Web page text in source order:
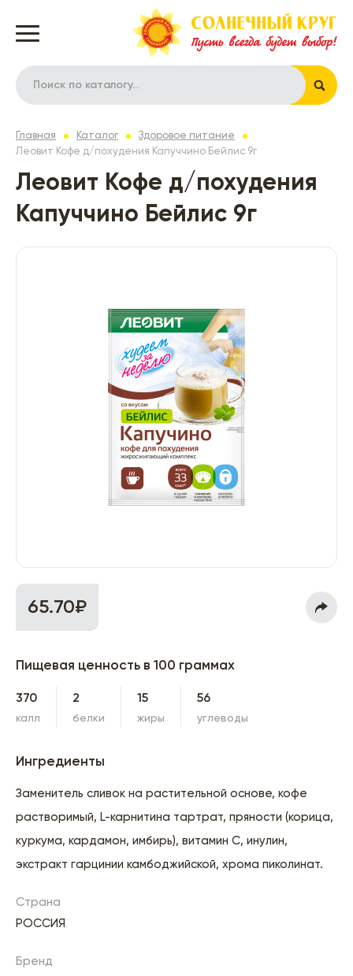
Главная Каталог
Здоровое питание
Леовит Кофе д/похудения Капуччино Бейлис 9г
Леовит Кофе д/похудения
Капуччино Бейлис 9г
65.70₽
Пищевая ценность в 100 граммах
370
калл
2
белки
15
жиры
56
углеводы
Ингредиенты
Заменитель сливок на растительной основе, кофе
растворимый, L-карнитина тартрат, пряности (корица,
куркума, кардамон, имбирь), витамин С, инулин,
экстракт гарцинии камбоджийской, хрома пиколинат.
Страна
РОССИЯ
Бренд